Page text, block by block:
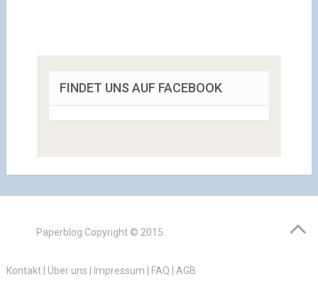
FINDET UNS AUF FACEBOOK
Paperblog Copyright © 2015.
Kontakt| Über uns Impressum FAQ AGB